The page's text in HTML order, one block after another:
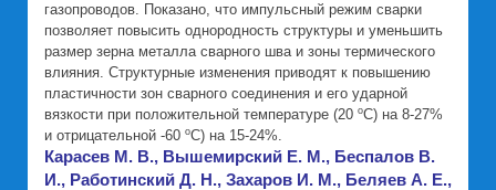
газопроводов. Показано, что импульсный режим сварки
позволяет повысить однородность структуры и уменьшить
размер зерна металла сварного шва и зоны термического
влияния. Структурные изменения приводят к повышению
пластичности зон сварного соединения и его ударной
вязкости при положительной температуре (20 оС) на 8-27%
и отрицательной -60 оС) на 15-24%.
Карасев М. В., Вышемирский Е. М., Беспалов В.
И., Работинский Д. Н., Захаров И. М., Беляев А. Е.,